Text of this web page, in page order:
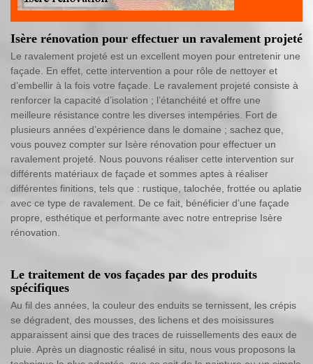
Isère rénovation pour effectuer un ravalement projeté
Le ravalement projeté est un excellent moyen pour entretenir une
façade. En effet, cette intervention a pour rôle de nettoyer et
d’embellir à la fois votre façade. Le ravalement projeté consiste à
renforcer la capacité d’isolation ; l’étanchéité et offre une
meilleure résistance contre les diverses intempéries. Fort de
plusieurs années d’expérience dans le domaine ; sachez que,
vous pouvez compter sur Isère rénovation pour effectuer un
ravalement projeté. Nous pouvons réaliser cette intervention sur
différents matériaux de façade et sommes aptes à réaliser
différentes finitions, tels que : rustique, talochée, frottée ou aplatie
avec ce type de ravalement. De ce fait, bénéficier d’une façade
propre, esthétique et performante avec notre entreprise Isère
rénovation.
Le traitement de vos façades par des produits
spécifiques
Au fil des années, la couleur des enduits se ternissent, les crépis
se dégradent, des mousses, des lichens et des moisissures
apparaissent ainsi que des traces de ruissellements des eaux de
pluie. Après un diagnostic réalisé in situ, nous vous proposons la